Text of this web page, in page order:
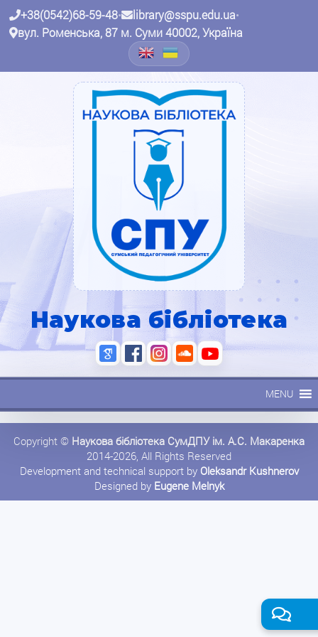
+38(0542)68-59-48• library@sspu.edu.ua•
вул. Роменська, 87 м. Суми 40002, Україна
Наукова бібліотека
MENU
Copyright © Наукова бібліотека СумДПУ ім. А.С. Макаренка
2014-2026, All Rights Reserved
Development and technical support by Oleksandr Kushnerov
Designed by Eugene Melnyk